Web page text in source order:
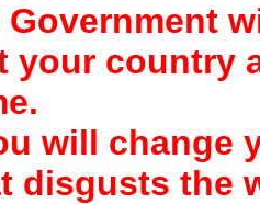
Government
your country
will change
disgusts the